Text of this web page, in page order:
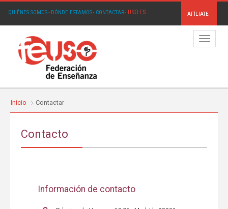
QUIÉNES SOMOS· DÓNDE ESTAMOS· CONTACTAR· USO.ES AFÍLIATE
Menú
Inicio Contactar
Contacto
Información de contacto